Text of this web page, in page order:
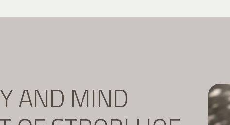
AND MIND